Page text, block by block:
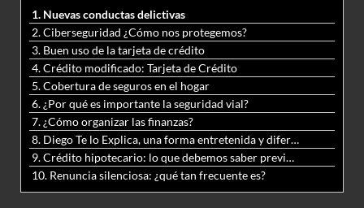
1. Nuevas conductas delictivas
2. Ciberseguridad ¿Cómo nos protegemos?
3. Buen uso de la tarjeta de crédito
4. Crédito modificado: Tarjeta de Crédito
5. Cobertura de seguros en el hogar
6. ¿Por qué es importante la seguridad vial?
7. ¿Cómo organizar las finanzas?
8. Diego Te lo Explica, una forma entretenida y diferente de aprender matemáticas y ciencias
9. Crédito hipotecario: lo que debemos saber previo a adquirir nuestra vivienda
10. Renuncia silenciosa: ¿qué tan frecuente es?